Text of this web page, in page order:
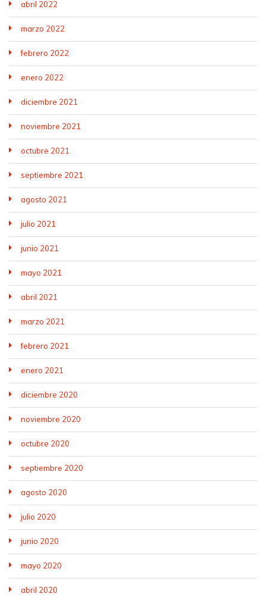
abril 2022
marzo 2022
febrero 2022
enero 2022
diciembre 2021
noviembre 2021
octubre 2021
septiembre 2021
agosto 2021
julio 2021
junio 2021
mayo 2021
abril 2021
marzo 2021
febrero 2021
enero 2021
diciembre 2020
noviembre 2020
octubre 2020
septiembre 2020
agosto 2020
julio 2020
junio 2020
mayo 2020
abril 2020